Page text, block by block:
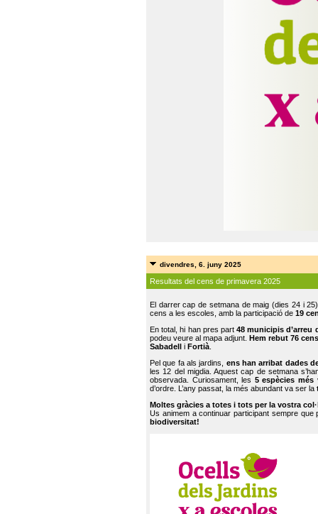
divendres, 6. juny 2025
Resultats del cens de primavera 2025
El darrer cap de setmana de maig (dies 24 i
cens a les escoles, amb la participació de 19
En total, hi han pres part48 municipis d’arreu
podeu veure al mapa adjunt. Hem rebut 76
Sabadell
i Fortià.
Pel que fa als jardins, ens han arribat dades
les 12 del migdia. Aquest cap de setmana
observada. Curiosament, les 5 espècies més
d’ordre. L’any passat, la més abundant va ser la
Moltes gràcies a totes i tots per la vostra
Us animem a continuar participant sempre que
biodiversitat!